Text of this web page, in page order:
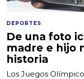
DEPORTES
De una foto
madre e hijo
historia
Los Juegos